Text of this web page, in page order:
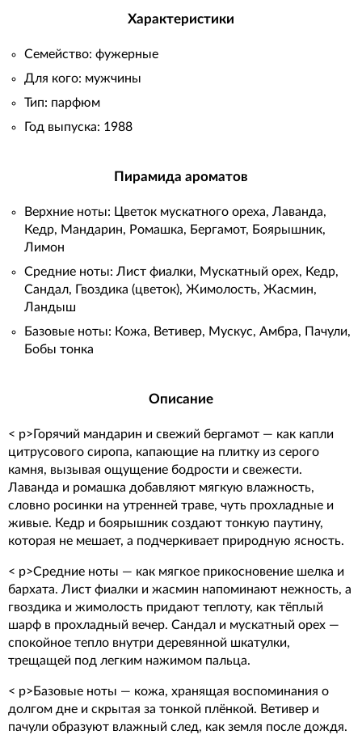
Характеристики
Семейство: фужерные
Для кого: мужчины
Тип: парфюм
Год выпуска: 1988
Пирамида ароматов
Верхние ноты: Цветок мускатного ореха, Лаванда,
Кедр, Мандарин, Ромашка, Бергамот, Боярышник,
Лимон
Средние ноты: Лист фиалки, Мускатный орех, Кедр,
Сандал, Гвоздика (цветок), Жимолость, Жасмин,
Ландыш
Базовые ноты: Кожа, Ветивер, Мускус, Амбра, Пачули,
Бобы тонка
Описание
< p>Горячий мандарин и свежий бергамот — как капли
цитрусового сиропа, капающие на плитку из серого
камня, вызывая ощущение бодрости и свежести.
Лаванда и ромашка добавляют мягкую влажность,
словно росинки на утренней траве, чуть прохладные и
живые. Кедр и боярышник создают тонкую паутину,
которая не мешает, а подчеркивает природную ясность.
< p>Средние ноты — как мягкое прикосновение шелка и
бархата. Лист фиалки и жасмин напоминают нежность, а
гвоздика и жимолость придают теплоту, как тёплый
шарф в прохладный вечер. Сандал и мускатный орех —
спокойное тепло внутри деревянной шкатулки,
трещащей под легким нажимом пальца.
< p>Базовые ноты — кожа, хранящая воспоминания о
долгом дне и скрытая за тонкой плёнкой. Ветивер и
пачули образуют влажный след, как земля после дождя.